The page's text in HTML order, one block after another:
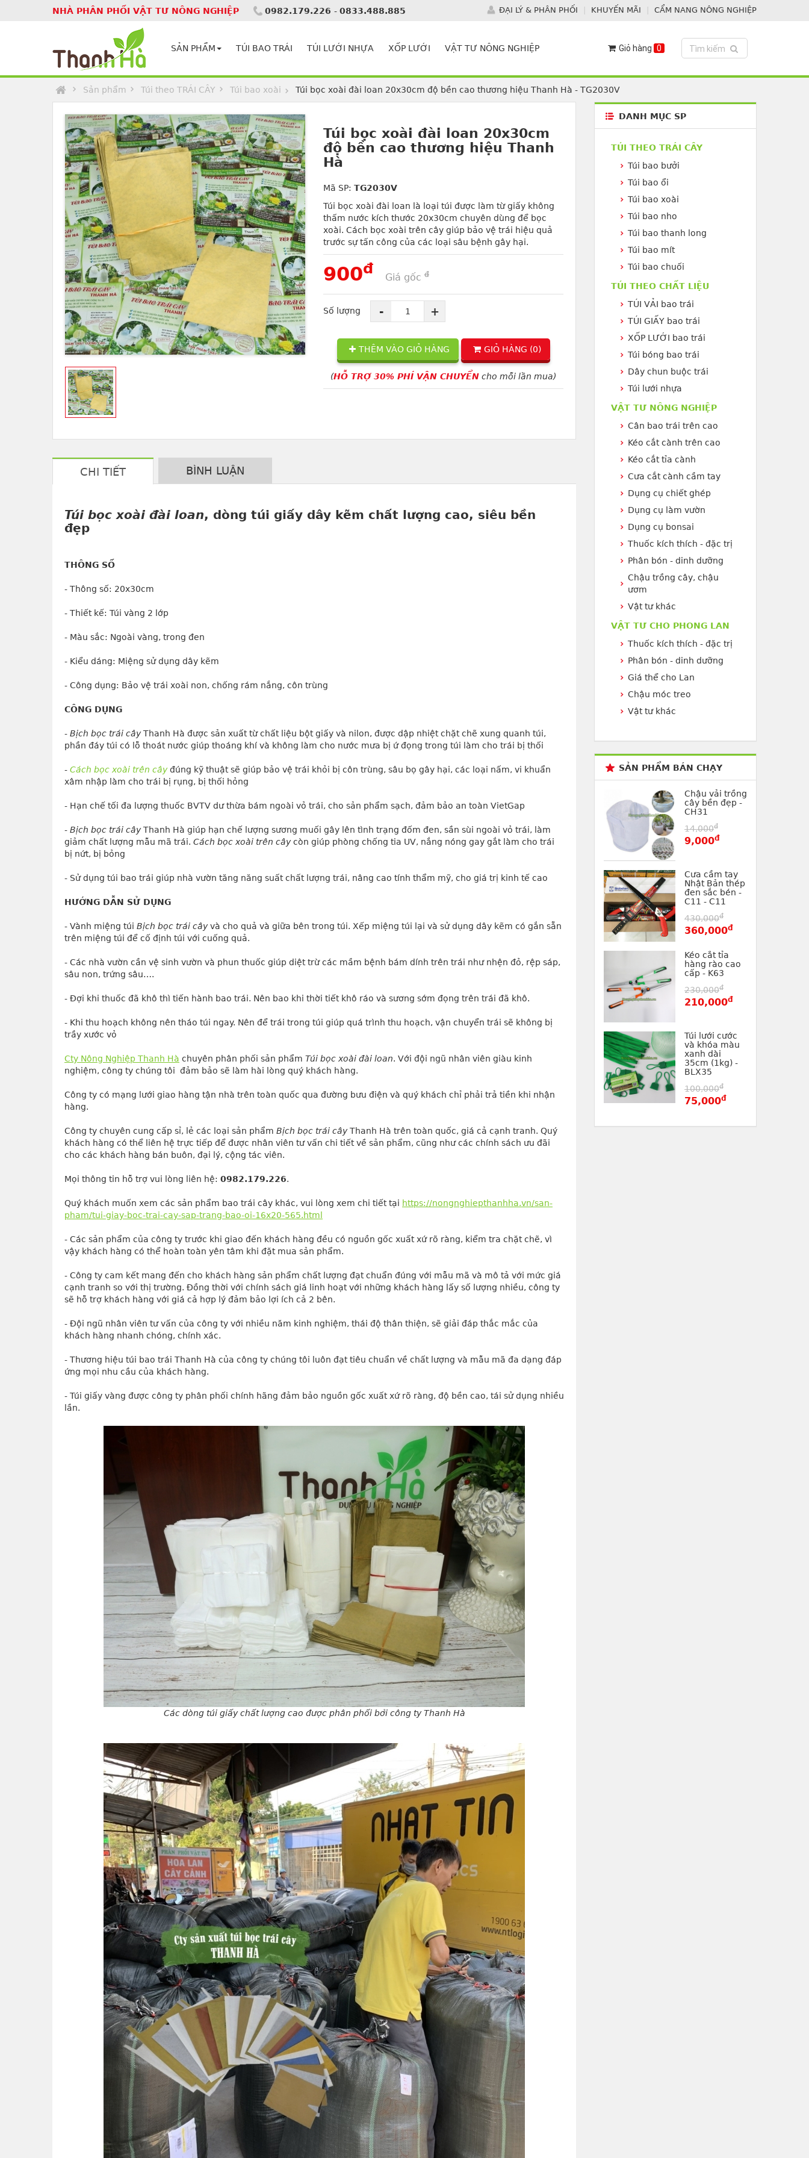
NHÀ PHÂN PHỐI VẬT TƯ NÔNG NGHIỆP 0982.179.226 - 0833.488.885 ĐẠI LÝ & PHÂN PHỐI KHUYẾN MÃI CẨM NANG NÔNG NGHIỆP
SẢN PHẨM TÚI BAO TRÁI TÚI LƯỚI NHỰA XỐP LƯỚI VẬT TƯ NÔNG NGHIỆP Toggle search
Tìm kiếm
Giỏ hàng 0
Sản phẩm Túi theo TRÁI CÂY Túi bao xoài Túi bọc xoài đài loan 20x30cm độ bền cao thương hiệu Thanh Hà - TG2030V
Túi bọc xoài đài loan 20x30cm
độ bền cao thương hiệu Thanh
Hà
Mã SP: TG2030V
Túi bọc xoài đài loan là loại túi được làm từ giấy không
thấm nước kích thước 20x30cm chuyên dùng để bọc
xoài. Cách bọc xoài trên cây giúp bảo vệ trái hiệu quả
trước sự tấn công của các loại sâu bệnh gây hại.
900đ
Giá gốc đ
Số lượng - +
THÊM VÀO GIỎ HÀNG GIỎ HÀNG (0)
(HỖ TRỢ 30% PHÍ VẬN CHUYỂN cho mỗi lần mua)
CHI TIẾT BÌNH LUẬN
Túi bọc xoài đài loan, dòng túi giấy dây kẽm chất lượng cao, siêu bền
đẹp
THÔNG SỐ
- Thông số: 20x30cm
- Thiết kế: Túi vàng 2 lớp
- Màu sắc: Ngoài vàng, trong đen
- Kiểu dáng: Miệng sử dụng dây kẽm
- Công dụng: Bảo vệ trái xoài non, chống rám nắng, côn trùng
CÔNG DỤNG
- Bịch bọc trái cây Thanh Hà được sản xuất từ chất liệu bột giấy và nilon, được dập nhiệt chặt chẽ xung quanh túi,
phần đáy túi có lỗ thoát nước giúp thoáng khí và không làm cho nước mưa bị ứ đọng trong túi làm cho trái bị thối
- Cách bọc xoài trên cây đúng kỹ thuật sẽ giúp bảo vệ trái khỏi bị côn trùng, sâu bọ gây hại, các loại nấm, vi khuẩn
xâm nhập làm cho trái bị rụng, bị thối hỏng
- Hạn chế tối đa lượng thuốc BVTV dư thừa bám ngoài vỏ trái, cho sản phẩm sạch, đảm bảo an toàn VietGap
- Bịch bọc trái cây Thanh Hà giúp hạn chế lượng sương muối gây lên tình trạng đốm đen, sần sùi ngoài vỏ trái, làm
giảm chất lượng mẫu mã trái. Cách bọc xoài trên cây còn giúp phòng chống tia UV, nắng nóng gay gắt làm cho trái
bị nứt, bị bỏng
- Sử dụng túi bao trái giúp nhà vườn tăng năng suất chất lượng trái, nâng cao tính thẩm mỹ, cho giá trị kinh tế cao
HƯỚNG DẪN SỬ DỤNG
- Vành miệng túi Bịch bọc trái cây và cho quả và giữa bên trong túi. Xếp miệng túi lại và sử dụng dây kẽm có gắn sẵn
trên miệng túi để cố định túi với cuống quả.
- Các nhà vườn cần vệ sinh vườn và phun thuốc giúp diệt trừ các mầm bệnh bám dính trên trái như nhện đỏ, rệp sáp,
sâu non, trứng sâu….
- Đợi khi thuốc đã khô thì tiến hành bao trái. Nên bao khi thời tiết khô ráo và sương sớm đọng trên trái đã khô.
- Khi thu hoạch không nên tháo túi ngay. Nên để trái trong túi giúp quá trình thu hoạch, vận chuyển trái sẽ không bị
trầy xước vỏ
Cty Nông Nghiệp Thanh Hà chuyên phân phối sản phẩm Túi bọc xoài đài loan. Với đội ngũ nhân viên giàu kinh
nghiệm, công ty chúng tôi  đảm bảo sẽ làm hài lòng quý khách hàng.
Công ty có mạng lưới giao hàng tận nhà trên toàn quốc qua đường bưu điện và quý khách chỉ phải trả tiền khi nhận
hàng.
Công ty chuyên cung cấp sỉ, lẻ các loại sản phẩm Bịch bọc trái cây Thanh Hà trên toàn quốc, giá cả cạnh tranh. Quý
khách hàng có thể liên hệ trực tiếp để được nhân viên tư vấn chi tiết về sản phẩm, cũng như các chính sách ưu đãi
cho các khách hàng bán buôn, đại lý, cộng tác viên.
Mọi thông tin hỗ trợ vui lòng liên hệ: 0982.179.226.
Quý khách muốn xem các sản phẩm bao trái cây khác, vui lòng xem chi tiết tại https://nongnghiepthanhha.vn/san-
pham/tui-giay-boc-trai-cay-sap-trang-bao-oi-16x20-565.html
- Các sản phẩm của công ty trước khi giao đến khách hàng đều có nguồn gốc xuất xứ rõ ràng, kiểm tra chặt chẽ, vì
vậy khách hàng có thể hoàn toàn yên tâm khi đặt mua sản phẩm.
- Công ty cam kết mang đến cho khách hàng sản phẩm chất lượng đạt chuẩn đúng với mẫu mã và mô tả với mức giá
cạnh tranh so với thị trường. Đồng thời với chính sách giá linh hoạt với những khách hàng lấy số lượng nhiều, công ty
sẽ hỗ trợ khách hàng với giá cả hợp lý đảm bảo lợi ích cả 2 bên.
- Đội ngũ nhân viên tư vấn của công ty với nhiều năm kinh nghiệm, thái độ thân thiện, sẽ giải đáp thắc mắc của
khách hàng nhanh chóng, chính xác.
- Thương hiệu túi bao trái Thanh Hà của công ty chúng tôi luôn đạt tiêu chuẩn về chất lượng và mẫu mã đa dạng đáp
ứng mọi nhu cầu của khách hàng.
- Túi giấy vàng được công ty phân phối chính hãng đảm bảo nguồn gốc xuất xứ rõ ràng, độ bền cao, tái sử dụng nhiều
lần.
Các dòng túi giấy chất lượng cao được phân phối bởi công ty Thanh Hà
DANH MỤC SP
TÚI THEO TRÁI CÂY
Túi bao bưởi
Túi bao ổi
Túi bao xoài
Túi bao nho
Túi bao thanh long
Túi bao mít
Túi bao chuối
TÚI THEO CHẤT LIỆU
TÚI VẢI bao trái
TÚI GIẤY bao trái
XỐP LƯỚI bao trái
Túi bóng bao trái
Dây chun buộc trái
Túi lưới nhựa
VẬT TƯ NÔNG NGHIỆP
Cân bao trái trên cao
Kéo cắt cành trên cao
Kéo cắt tỉa cành
Cưa cắt cành cầm tay
Dụng cụ chiết ghép
Dụng cụ làm vườn
Dụng cụ bonsai
Thuốc kích thích - đặc trị
Phân bón - dinh dưỡng
Chậu trồng cây, chậu
ươm
Vật tư khác
VẬT TƯ CHO PHONG LAN
Thuốc kích thích - đặc trị
Phân bón - dinh dưỡng
Giá thể cho Lan
Chậu móc treo
Vật tư khác
SẢN PHẨM BÁN CHẠY
Chậu vải trồng
cây bền đẹp -
CH31
14,000đ
9,000đ
Cưa cầm tay
Nhật Bản thép
đen sắc bén -
C11 - C11
430,000đ
360,000đ
Kéo cắt tỉa
hàng rào cao
cấp - K63
230,000đ
210,000đ
Túi lưới cước
và khóa màu
xanh dài
35cm (1kg) -
BLX35
100,000đ
75,000đ